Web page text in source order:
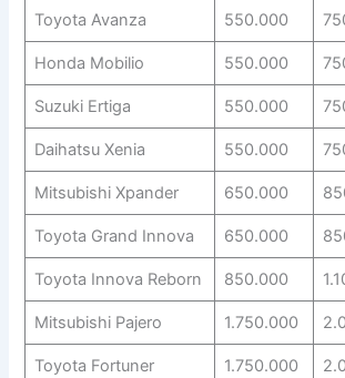
Toyota Avanza 550.000
Honda Mobilio 550.000
Suzuki Ertiga 550.000
Daihatsu Xenia 550.000
Mitsubishi Xpander 650.000
Toyota Grand Innova 650.000
Toyota Innova Reborn 850.000
Mitsubishi Pajero 1.750.000
Toyota Fortuner 1.750.000